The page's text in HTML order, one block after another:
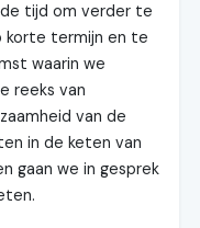
tijd om verder te
korte termijn en te
waarin we
reeks van
van de
in de keten van
gaan we in gesprek